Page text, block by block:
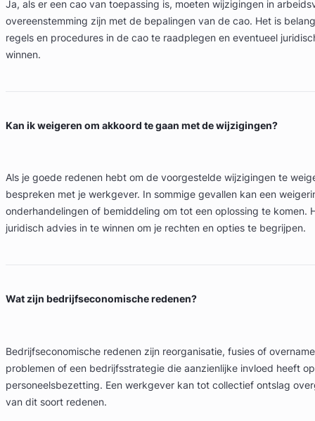
Ja, als er een cao van toepassing is, moeten wijzigingen in
overeenstemming zijn met de bepalingen van de cao. Het is
regels en procedures in de cao te raadplegen en eventueel
winnen.
Kan ik weigeren om akkoord te gaan met de wijzigingen?
Als je goede redenen hebt om de voorgestelde wijzigingen te
bespreken met je werkgever. In sommige gevallen kan een
onderhandelingen of bemiddeling om tot een oplossing te komen.
juridisch advies in te winnen om je rechten en opties te begrijpen.
Wat zijn bedrijfseconomische redenen?
Bedrijfseconomische redenen zijn reorganisatie, fusies of
problemen of een bedrijfsstrategie die aanzienlijke invloed heeft
personeelsbezetting. Een werkgever kan tot collectief ontslag
van dit soort redenen.